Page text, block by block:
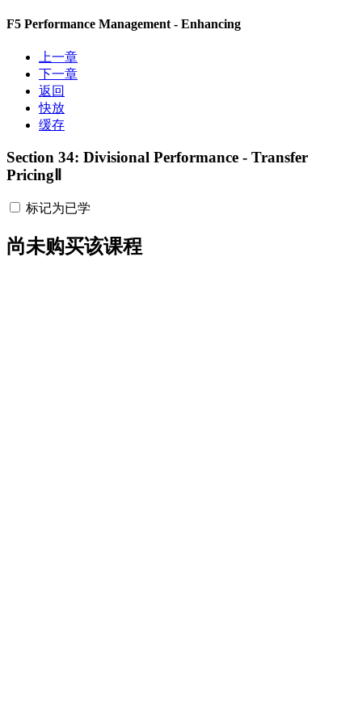
F5 Performance Management - Enhancing
上一章
下一章
返回
快放
缓存
Section 34: Divisional Performance - Transfer
PricingⅡ
标记为已学
尚未购买该课程